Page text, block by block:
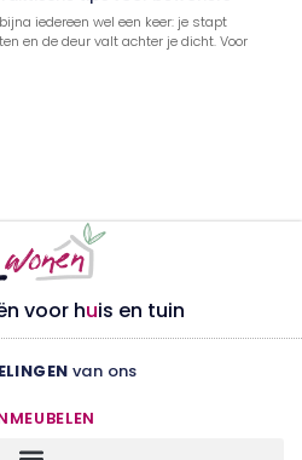
iedereen wel een keer: je stapt
en de deur valt achter je dicht. Voor
voor huis en tuin
van ons